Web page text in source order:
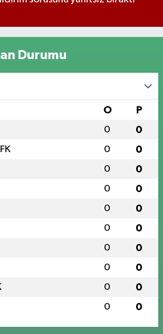
Durumu
O P
0 0
0 0
0 0
0 0
0 0
0 0
0 0
0 0
0 0
0 0